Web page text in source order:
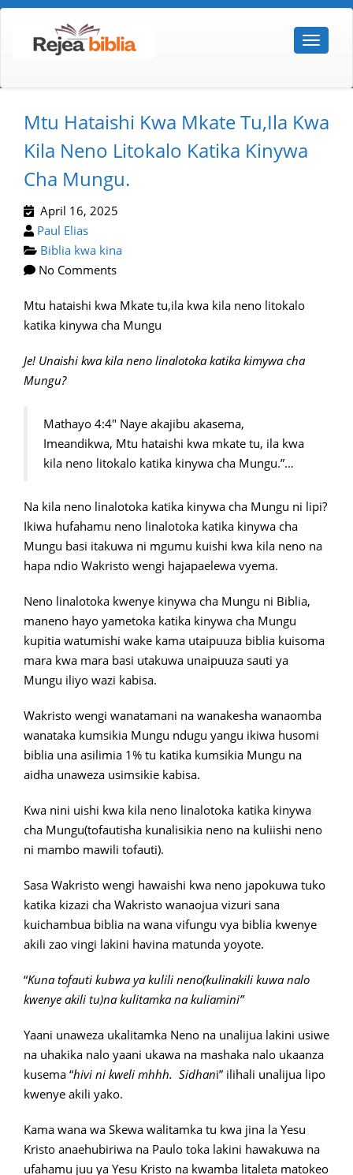
Mtu Hataishi Kwa Mkate Tu,ila Kwa
Kila Neno Litokalo Katika Kinywa
Cha Mungu.
April 16, 2025
Paul Elias
Biblia kwa kina
No Comments
Mtu hataishi kwa Mkate tu,ila kwa kila neno litokalo
katika kinywa cha Mungu
Je! Unaishi kwa kila neno linalotoka katika kimywa cha
Mungu?
Mathayo 4:4″ Naye akajibu akasema,
Imeandikwa, Mtu hataishi kwa mkate tu, ila kwa
kila neno litokalo katika kinywa cha Mungu.”…
Na kila neno linalotoka katika kinywa cha Mungu ni lipi?
Ikiwa hufahamu neno linalotoka katika kinywa cha
Mungu basi itakuwa ni mgumu kuishi kwa kila neno na
hapa ndio Wakristo wengi hajapaelewa vyema.
Neno linalotoka kwenye kinywa cha Mungu ni Biblia,
maneno hayo yametoka katika kinywa cha Mungu
kupitia watumishi wake kama utaipuuza biblia kuisoma
mara kwa mara basi utakuwa unaipuuza sauti ya
Mungu iliyo wazi kabisa.
Wakristo wengi wanatamani na wanakesha wanaomba
wanataka kumsikia Mungu ndugu yangu ikiwa husomi
biblia una asilimia 1% tu katika kumsikia Mungu na
aidha unaweza usimsikie kabisa.
Kwa nini uishi kwa kila neno linalotoka katika kinywa
cha Mungu(tofautisha kunalisikia neno na kuliishi neno
ni mambo mawili tofauti).
Sasa Wakristo wengi hawaishi kwa neno japokuwa tuko
katika kizazi cha Wakristo wanaojua vizuri sana
kuichambua biblia na wana vifungu vya biblia kwenye
akili zao vingi lakini havina matunda yoyote.
“Kuna tofauti kubwa ya kulili neno(kulinakili kuwa nalo
kwenye akili tu)na kulitamka na kuliamini”
Yaani unaweza ukalitamka Neno na unalijua lakini usiwe
na uhakika nalo yaani ukawa na mashaka nalo ukaanza
kusema “hivi ni kweli mhhh. Sidhani” ilihali unalijua lipo
kwenye akili yako.
Kama wana wa Skewa walitamka tu kwa jina la Yesu
Kristo anaehubiriwa na Paulo toka lakini hawakuwa na
ufahamu juu ya Yesu Kristo na kwamba litaleta matokeo